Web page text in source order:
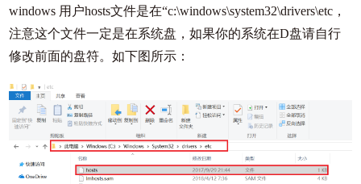
windows 用户hosts文件是在“c:\windows\system32\drivers\etc，
注意这个文件一定是在系统盘，如果你的系统在D盘请自行
修改前面的盘符。如下图所示：